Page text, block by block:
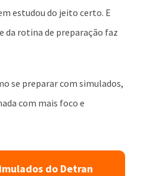
estudou do jeito certo. E
da rotina de preparação faz
se preparar com simulados,
com mais foco e
do Detran